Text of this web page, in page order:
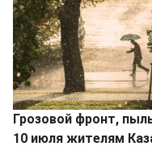
Грозовой фронт,
10 июля жителям